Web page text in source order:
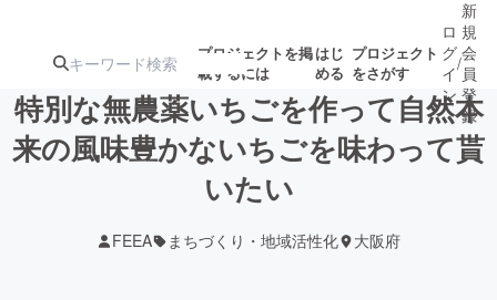
プロジェクトを掲
載するには
はじ
める
プロジェクト
をさがす
注目の新着プロ募集終了が近いプ
ロ
グ
イ
ン
/
新
規
会
員
登
録
特別な無農薬いちごを作って自然本
来の風味豊かないちごを味わって貰
いたい
FEEA まちづくり・地域活性化 大阪府